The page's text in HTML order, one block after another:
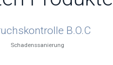
B.O.C
Schadenssanierung